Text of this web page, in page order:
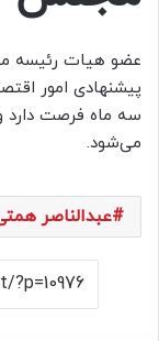
عضو هیات رئیسه
پیشنهادی امور
سه ماه فرصت دارد
می‌شود.
عبدالناصر